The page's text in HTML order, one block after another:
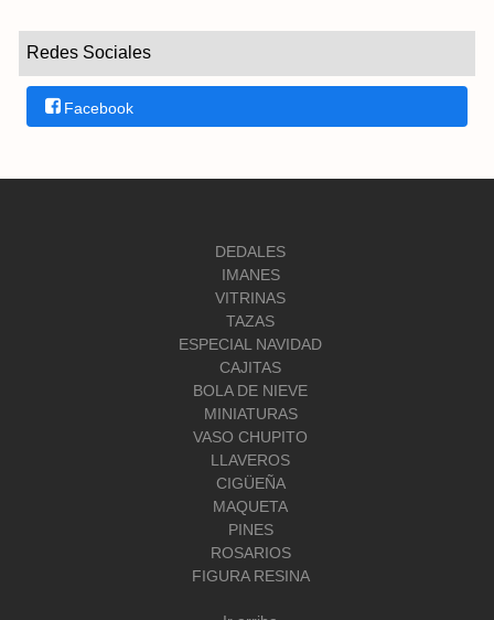
Redes Sociales
Facebook
DEDALES
IMANES
VITRINAS
TAZAS
ESPECIAL NAVIDAD
CAJITAS
BOLA DE NIEVE
MINIATURAS
VASO CHUPITO
LLAVEROS
CIGÜEÑA
MAQUETA
PINES
ROSARIOS
FIGURA RESINA